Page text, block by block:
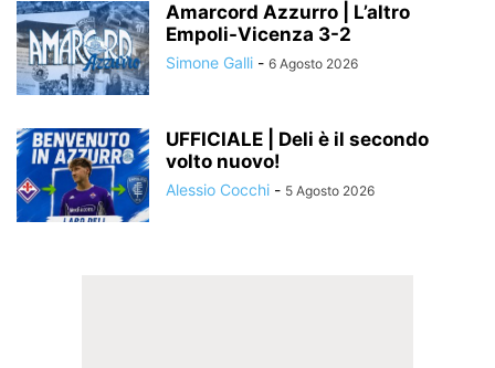
Amarcord Azzurro | L’altro
Empoli-Vicenza 3-2
Simone Galli - 6 Agosto 2026
UFFICIALE | Deli è il secondo
volto nuovo!
Alessio Cocchi - 5 Agosto 2026